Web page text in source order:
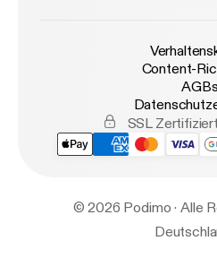
Content-
AGBs
SSL
© 2026 Podimo · Alle